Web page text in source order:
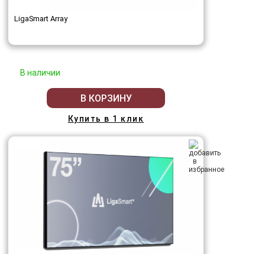
LigaSmart Array
В наличии
В КОРЗИНУ
Купить в 1 клик